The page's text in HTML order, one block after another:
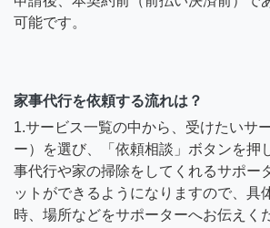
可能です。
家事代行を依頼する流れは？
1.サービス一覧の中から、受けたいサ
ー）を選び、「依頼相談」ボタンを押
事代行や家の掃除をしてくれるサポー
ットができるようになりますので、具
時、場所などをサポーターへお伝えく